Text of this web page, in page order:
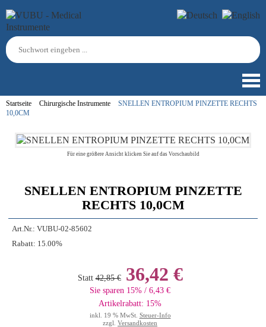
Startseite Chirurgische Instrumente
SNELLEN ENTROPIUM PINZETTE RECHTS
10,0CM
Für eine größere Ansicht klicken Sie auf das Vorschaubild
SNELLEN ENTROPIUM PINZETTE
RECHTS 10,0CM
Art.Nr.: VUBU-02-85602
Rabatt: 15.00%
Statt 42,85 €36,42 €
Sie sparen 15% / 6,43 €
Artikelrabatt: 15%
inkl. 19 % MwSt. Steuer-Info
zzgl. Versandkosten